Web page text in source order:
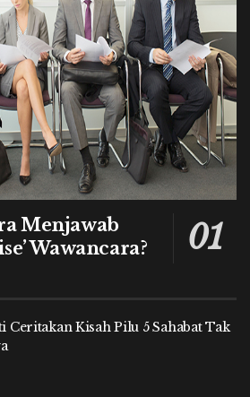
Menjawab
Wawancara?
Ceritakan Kisah Pilu 5 Sahabat Tak